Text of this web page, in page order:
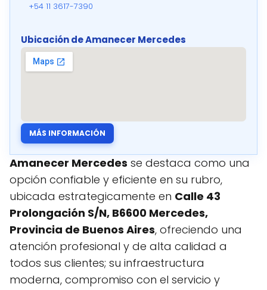
+54 11 3617-7390
Ubicación de Amanecer Mercedes
MÁS INFORMACIÓN
Amanecer Mercedes se destaca como una
opción confiable y eficiente en su rubro,
ubicada estrategicamente en Calle 43
Prolongación S/N, B6600 Mercedes,
Provincia de Buenos Aires, ofreciendo una
atención profesional y de alta calidad a
todos sus clientes; su infraestructura
moderna, compromiso con el servicio y